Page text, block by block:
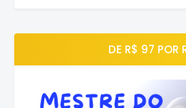
DE R$ 97 POR